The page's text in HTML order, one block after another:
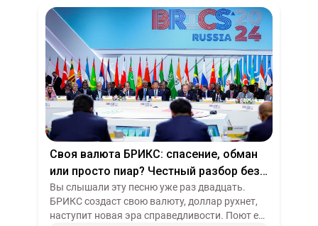
Своя валюта БРИКС: спасение, обман
или просто пиар? Честный разбор без
пафоса
Вы слышали эту песню уже раз двадцать.
БРИКС создаст свою валюту, доллар рухнет,
наступит новая эра справедливости. Поют её